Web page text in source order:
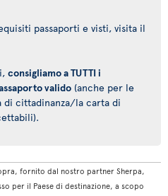
passaporti e visti, visita il
consigliamo a TUTTI i
valido (anche per le
di cittadinanza/la carta di
fornito dal nostro partner Sherpa,
per il Paese di destinazione, a scopo